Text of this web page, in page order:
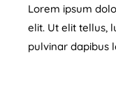
Lorem ipsum
elit. Ut elit tellus,
pulvinar dapibus